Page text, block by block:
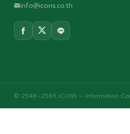
info@icons.co.th
© 2548–2569 iCONS – Information